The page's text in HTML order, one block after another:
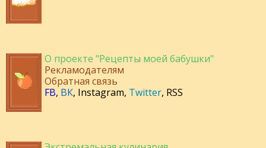
О проекте "Рецепты моей бабушки"
Рекламодателям
Обратная связь
FB, ВК, Instagram, Twitter, RSS